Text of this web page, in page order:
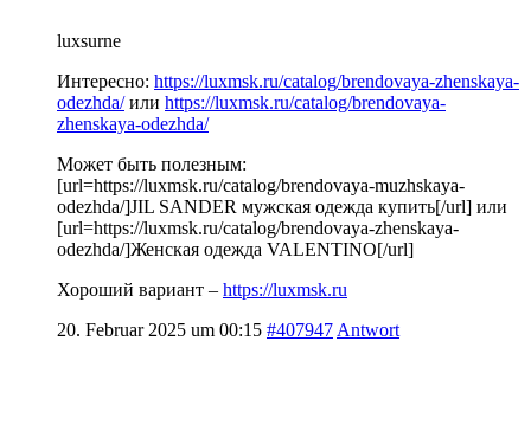
luxsurne
Интересно: https://luxmsk.ru/catalog/brendovaya-zhenskaya-
odezhda/или https://luxmsk.ru/catalog/brendovaya-
zhenskaya-odezhda/
Может быть полезным:
[url=https://luxmsk.ru/catalog/brendovaya-muzhskaya-
odezhda/]JIL SANDER мужская одежда купить[/url] или
[url=https://luxmsk.ru/catalog/brendovaya-zhenskaya-
odezhda/]Женская одежда VALENTINO[/url]
Хороший вариант – https://luxmsk.ru
20. Februar 2025 um 00:15 #407947 Antwort